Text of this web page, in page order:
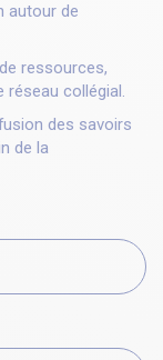
autour de
ressources,
réseau collégial.
des savoirs
de la